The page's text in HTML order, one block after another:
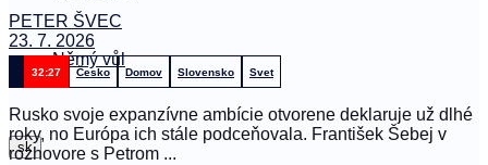
Němý vůl
sk
PETER ŠVEC
23. 7. 2026
32:27 Česko Domov Slovensko Svet
Rusko svoje expanzívne ambície otvorene deklaruje už dlhé
roky, no Európa ich stále podceňovala. František Šebej v
rozhovore s Petrom ...